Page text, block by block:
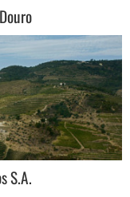
S.A.